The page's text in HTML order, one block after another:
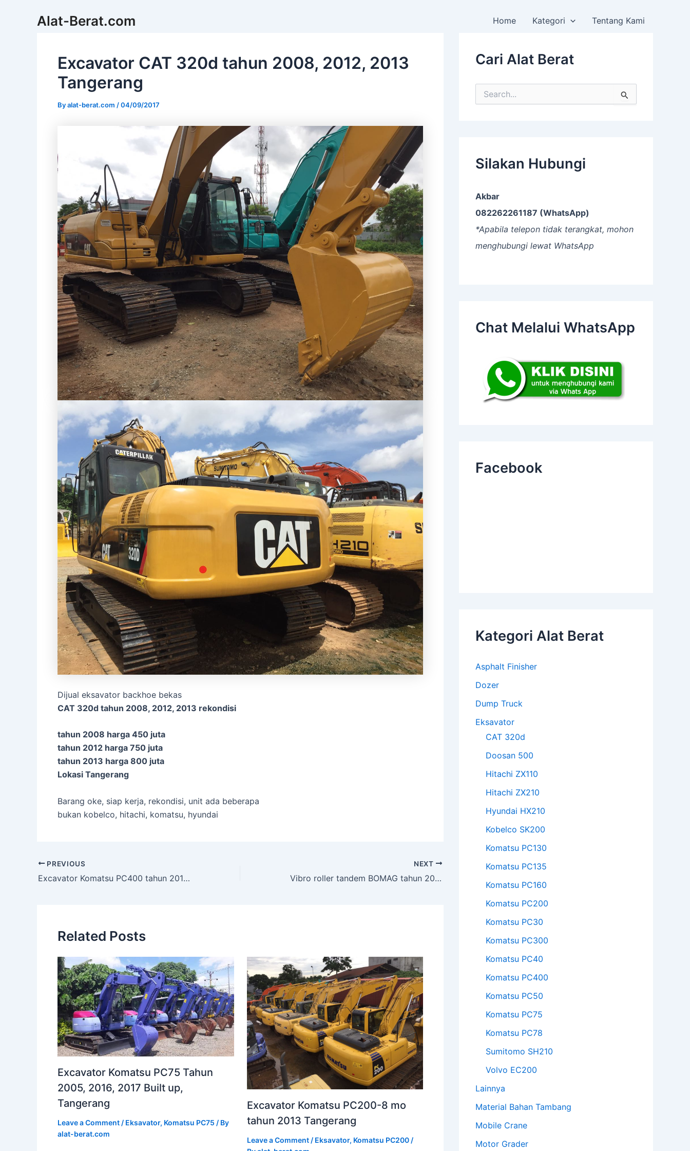
Alat-Berat.com Home Kategori Tentang Kami
Excavator CAT 320d tahun 2008, 2012, 2013
Tangerang
Byalat-berat.com /04/09/2017
Dijual eksavator backhoe bekas
CAT 320d tahun 2008, 2012, 2013 rekondisi
tahun 2008 harga 450 juta
tahun 2012 harga 750 juta
tahun 2013 harga 800 juta
Lokasi Tangerang
Barang oke, siap kerja, rekondisi, unit ada beberapa
bukan kobelco, hitachi, komatsu, hyundai
Post
navigation
PREVIOUS
Excavator Komatsu PC400 tahun 2011, 2012 Tangerang
NEXT
Vibro roller tandem BOMAG tahun 2014 Tangerang
Related Posts
Excavator Komatsu PC75 Tahun
2005, 2016, 2017 Built up,
Tangerang
Leave a Comment / Eksavator, Komatsu PC75 / By
alat-berat.com
Excavator Komatsu PC200-8 mo
tahun 2013 Tangerang
Leave a Comment / Eksavator, Komatsu PC200/
Cari Alat Berat
o
rSilakan Hubungi
Akbar
082262261187 (WhatsApp)
*Apabila telepon tidak terangkat, mohon
menghubungi lewat WhatsApp
Chat Melalui WhatsApp
Facebook
Kategori Alat Berat
Asphalt Finisher
Dozer
Dump Truck
Eksavator
CAT 320d
Doosan 500
Hitachi ZX110
Hitachi ZX210
Hyundai HX210
Kobelco SK200
Komatsu PC130
Komatsu PC135
Komatsu PC160
Komatsu PC200
Komatsu PC30
Komatsu PC300
Komatsu PC40
Komatsu PC400
Komatsu PC50
Komatsu PC75
Komatsu PC78
Sumitomo SH210
Volvo EC200
Lainnya
Material Bahan Tambang
Mobile Crane
Motor Grader